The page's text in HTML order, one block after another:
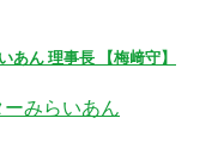
あん 理事長 【梅﨑守】
みらいあん